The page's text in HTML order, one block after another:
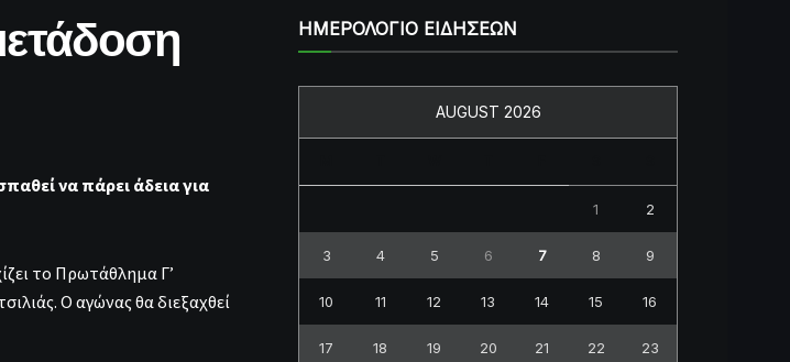
να πάρει άδεια για
το Πρωτάθλημα Γ’
Ο αγώνας θα διεξαχθεί
ΗΜΕΡΟΛΟΓΙΟ ΕΙΔΗΣΕΩΝ
AUGUST 2026
1 2
3 4 5 6 7 8 9
10 11 12 13 14 15 16
17 18 19 20 21 22 23